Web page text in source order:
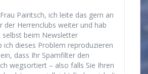
Pairitsch, ich leite das gern an
der Herrenclubs weiter und hab
selbst beim Newsletter
ich dieses Problem reproduzieren
dass Ihr Spamfilter den
wegsortiert – also falls Sie Ihren